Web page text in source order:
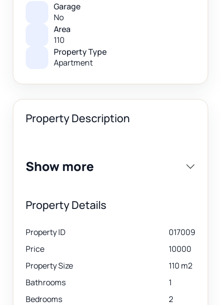
Garage
No
Area
110
Property Type
Apartment
Property Description
Show more
Property Details
Property ID
Price
Property Size
Bathrooms
Bedrooms
017009
10000
110 m2
1
2